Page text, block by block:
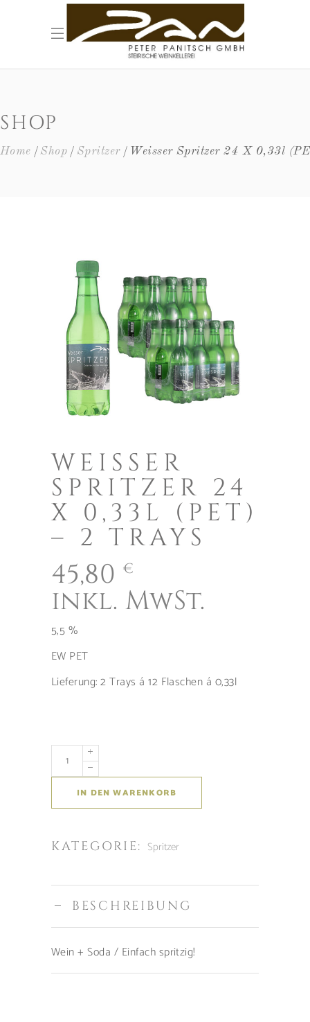
SHOP
Home Shop Spritzer Weisser Spritzer 24 X 0,33l
WEISSER
SPRITZER 24
X 0,33L (PET)
– 2 TRAYS
45,80 €
inkl. MwSt.
5,5 %
EW PET
Lieferung: 2 Trays á 12 Flaschen á 0,33l
IN DEN WARENKORB
KATEGORIE: Spritzer
BESCHREIBUNG
Wein + Soda / Einfach spritzig!